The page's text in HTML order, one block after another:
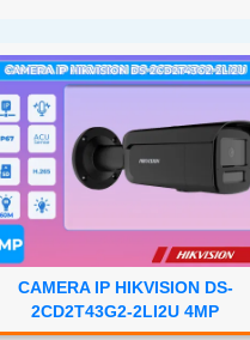
CAMERA IP HIKVISION DS-
2CD2T43G2-2LI2U 4MP